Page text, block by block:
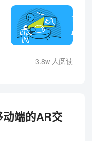
3.8w 人阅读
端的AR交